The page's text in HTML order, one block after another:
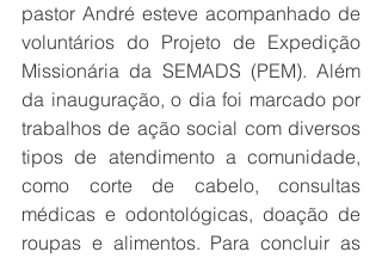
pastor André esteve acompanhado de
voluntários do Projeto de Expedição
Missionária da SEMADS (PEM). Além
da inauguração, o dia foi marcado por
trabalhos de ação social com diversos
tipos de atendimento a comunidade,
como corte de cabelo, consultas
médicas e odontológicas, doação de
roupas e alimentos. Para concluir as